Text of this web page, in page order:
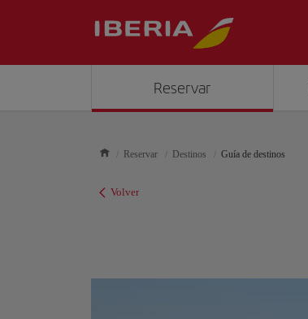
Reservar
Reservar Destinos Guía de destinos
Volver